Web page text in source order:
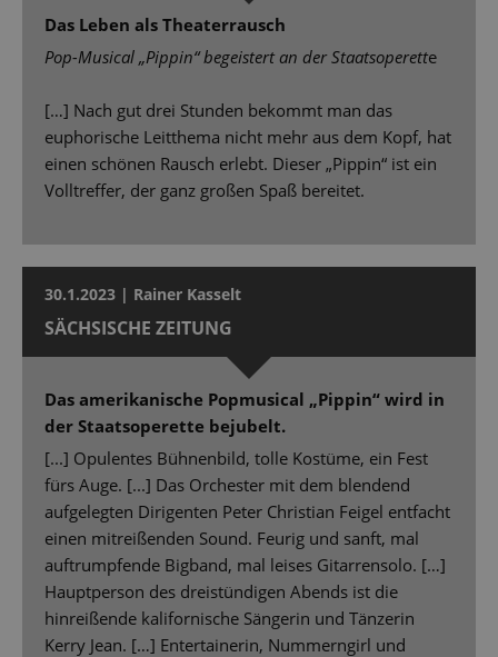
Das Leben als Theaterrausch
Pop-Musical „Pippin“ begeistert an der Staatsoperette
[…] Nach gut drei Stunden bekommt man das
euphorische Leitthema nicht mehr aus dem Kopf, hat
einen schönen Rausch erlebt. Dieser „Pippin“ ist ein
Volltreffer, der ganz großen Spaß bereitet.
30.1.2023 | Rainer Kasselt
SÄCHSISCHE ZEITUNG
Das amerikanische Popmusical „Pippin“ wird in
der Staatsoperette bejubelt.
[...] Opulentes Bühnenbild, tolle Kostüme, ein Fest
fürs Auge. [...] Das Orchester mit dem blendend
aufgelegten Dirigenten Peter Christian Feigel entfacht
einen mitreißenden Sound. Feurig und sanft, mal
auftrumpfende Bigband, mal leises Gitarrensolo. […]
Hauptperson des dreistündigen Abends ist die
hinreißende kalifornische Sängerin und Tänzerin
Kerry Jean. […] Entertainerin, Nummerngirl und